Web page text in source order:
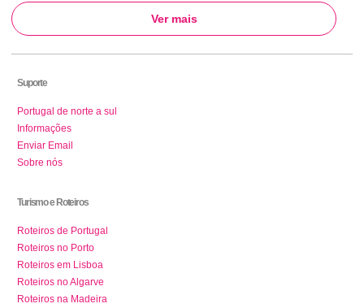
Ver mais
Suporte
Portugal de norte a sul
Informações
Enviar Email
Sobre nós
Turismo e Roteiros
Roteiros de Portugal
Roteiros no Porto
Roteiros em Lisboa
Roteiros no Algarve
Roteiros na Madeira